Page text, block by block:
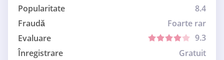
Popularitate
8.4
Fraudă
Foarte rar
Evaluare
9.3
Înregistrare
Gratuit